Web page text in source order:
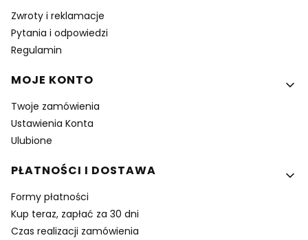
Zwroty i reklamacje
Pytania i odpowiedzi
Regulamin
MOJE KONTO
Twoje zamówienia
Ustawienia Konta
Ulubione
PŁATNOŚCI I DOSTAWA
Formy płatności
Kup teraz, zapłać za 30 dni
Czas realizacji zamówienia